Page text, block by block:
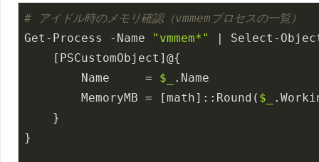
# アイドル時のメモリ確認（vmmemプロセスの一覧）
Get-Process -Name
"vmmem*"
| Select-
    [PSCustomObject]@{
        Name     =
$_
.Name
        MemoryMB = [math]::Round(
$_
    }
}